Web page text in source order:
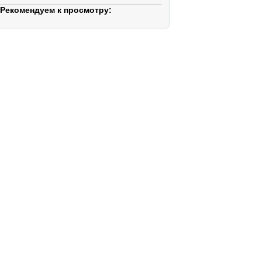
Рекомендуем к просмотру: